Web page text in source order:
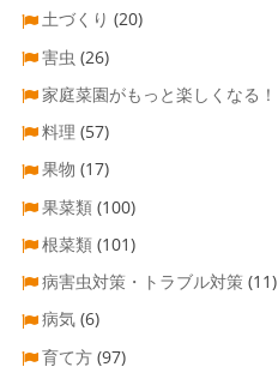
土づくり (20)
害虫 (26)
家庭菜園がもっと楽しくなる！
料理 (57)
果物 (17)
果菜類 (100)
根菜類 (101)
病害虫対策・トラブル対策 (11)
病気 (6)
育て方 (97)